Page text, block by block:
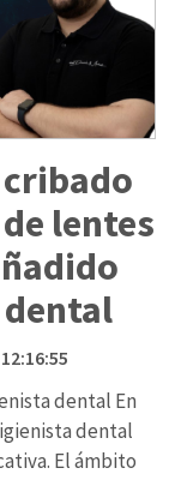
lentes
dental En
dental
El ámbito